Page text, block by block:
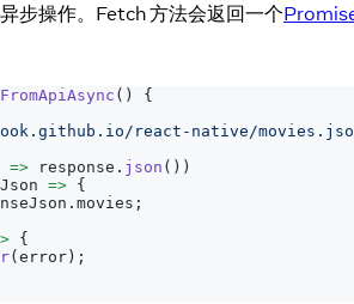
步操作。Fetch 方法会返回一个
( )
{
react-native/
=> response . json ( ) )
=> {
. movies ;
{
( error ) ;